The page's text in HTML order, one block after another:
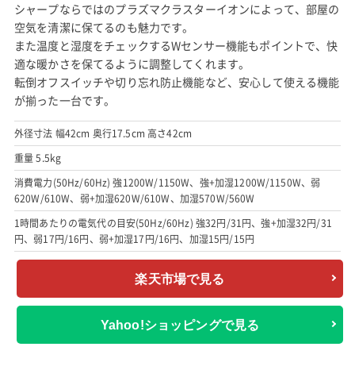
シャープならではのプラズマクラスターイオンによって、部屋の
空気を清潔に保てるのも魅力です。
また温度と湿度をチェックするWセンサー機能もポイントで、快
適な暖かさを保てるように調整してくれます。
転倒オフスイッチや切り忘れ防止機能など、安心して使える機能
が揃った一台です。
外径寸法 幅42cm 奥行17.5cm 高さ42cm
重量 5.5kg
消費電力(50Hz/60Hz) 強1200W/1150W、強+加湿1200W/1150W、弱
620W/610W、弱+加湿620W/610W、加湿570W/560W
1時間あたりの電気代の目安(50Hz/60Hz) 強32円/31円、強+加湿32円/31
円、弱17円/16円、弱+加湿17円/16円、加湿15円/15円
楽天市場で見る
Yahoo!ショッピングで見る